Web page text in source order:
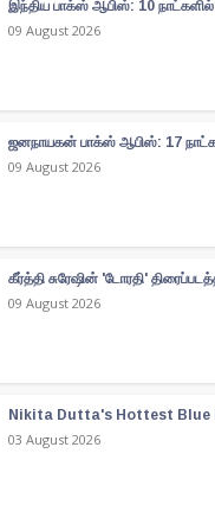
இந்திய பாக்ஸ் ஆபிஸ்: 10
09 August 2026
ஜனநாயகன் பாக்ஸ் ஆபிஸ்: 17
09 August 2026
கீர்த்தி சுரேஷின் 'டோரதி'
09 August 2026
Nikita Dutta's Hottest Blue
03 August 2026